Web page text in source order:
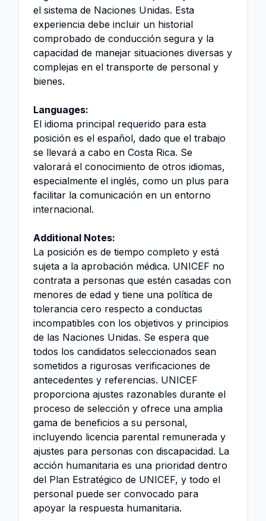
el sistema de Naciones Unidas. Esta
experiencia debe incluir un historial
comprobado de conducción segura y la
capacidad de manejar situaciones diversas y
complejas en el transporte de personal y
bienes.
Languages:
El idioma principal requerido para esta
posición es el español, dado que el trabajo
se llevará a cabo en Costa Rica. Se
valorará el conocimiento de otros idiomas,
especialmente el inglés, como un plus para
facilitar la comunicación en un entorno
internacional.
Additional Notes:
La posición es de tiempo completo y está
sujeta a la aprobación médica. UNICEF no
contrata a personas que estén casadas con
menores de edad y tiene una política de
tolerancia cero respecto a conductas
incompatibles con los objetivos y principios
de las Naciones Unidas. Se espera que
todos los candidatos seleccionados sean
sometidos a rigurosas verificaciones de
antecedentes y referencias. UNICEF
proporciona ajustes razonables durante el
proceso de selección y ofrece una amplia
gama de beneficios a su personal,
incluyendo licencia parental remunerada y
ajustes para personas con discapacidad. La
acción humanitaria es una prioridad dentro
del Plan Estratégico de UNICEF, y todo el
personal puede ser convocado para
apoyar la respuesta humanitaria.